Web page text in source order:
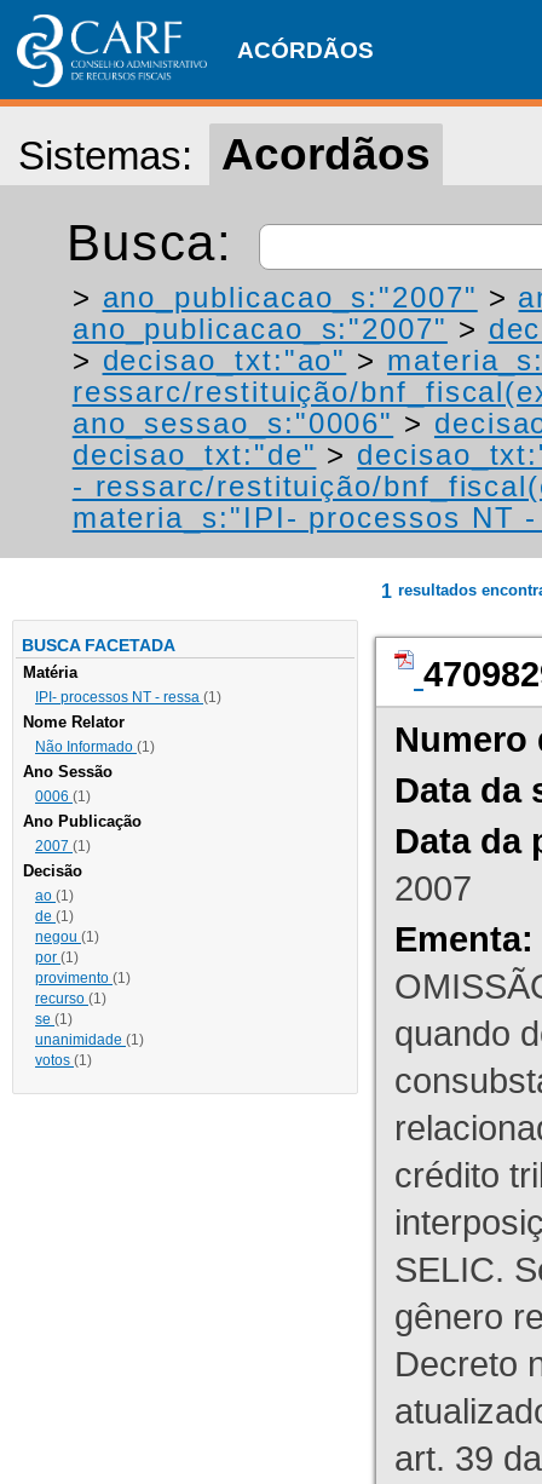
ACÓRDÃOS
Sistemas: Acordãos
Busca:
> ano_publicacao_s:"2007" >
ano_publicacao_s:"2007" >
> decisao_txt:"ao" >
ressarc/restituição/
ano_sessao_s:"0006" >
decisao_txt:"de" >
- ressarc/restituição/
materia_s:"IPI- processos NT
BUSCA FACETADA
Matéria
IPI- processos NT - ressa (1)
Nome Relator
Não Informado (1)
Ano Sessão
0006 (1)
Ano Publicação
2007 (1)
Decisão
ao (1)
de (1)
negou (1)
por (1)
provimento (1)
recurso (1)
se (1)
unanimidade (1)
votos (1)
1 resultados
Numero
Data da
Data da
2007
Ementa:
quando
crédito
SELIC.
gênero
Decreto
art. 39